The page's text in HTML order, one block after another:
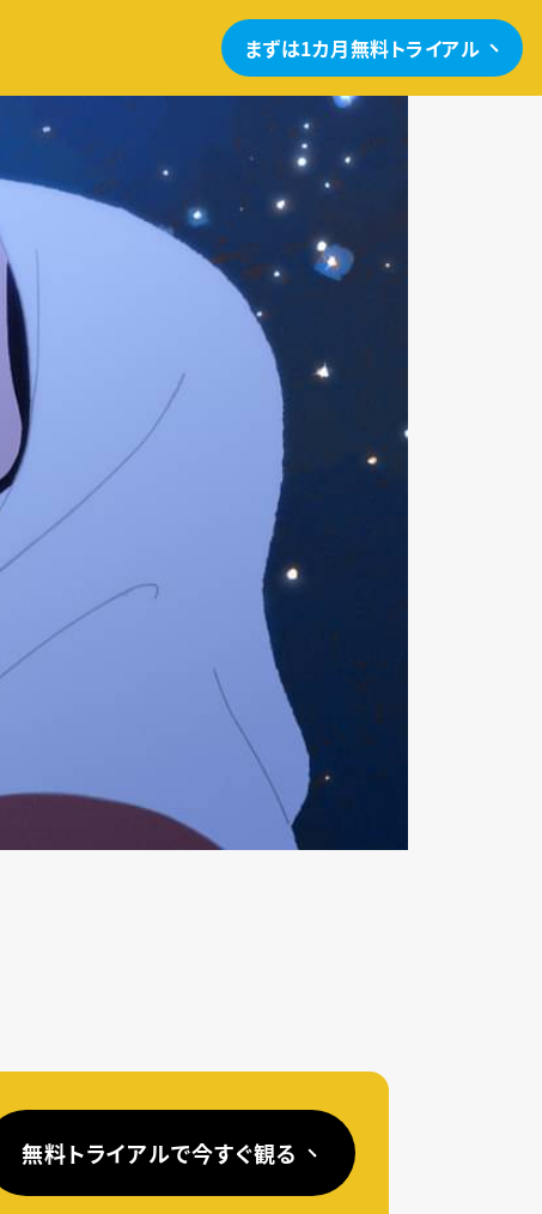
まずは1カ月無料トライアル
無料トライアルで今すぐ観る